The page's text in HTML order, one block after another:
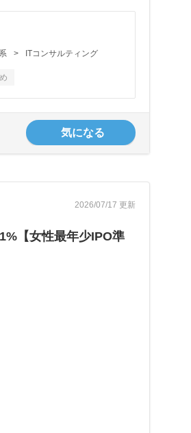
> ITコンサルティング
気になる
2026/07/17 更新
【女性最年少IPO準